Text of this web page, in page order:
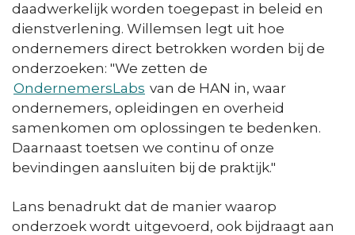
daadwerkelijk worden toegepast in beleid en
dienstverlening. Willemsen legt uit hoe
ondernemers direct betrokken worden bij de
onderzoeken: "We zetten de
OndernemersLabs van de HAN in, waar
ondernemers, opleidingen en overheid
samenkomen om oplossingen te bedenken.
Daarnaast toetsen we continu of onze
bevindingen aansluiten bij de praktijk."
Lans benadrukt dat de manier waarop
onderzoek wordt uitgevoerd, ook bijdraagt aan